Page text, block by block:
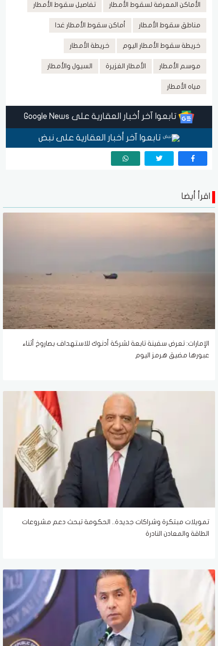
الأماكن المعرضة لسقوط الأمطار تفاصيل سقوط الأمطار
مناطق سقوط الأمطار أماكن سقوط الأمطار غدا
خريطة سقوط الأمطار اليوم خريطة الأمطار
موسم الأمطار الأمطار الغزيرة السيول والأمطار
مياه الأمطار
تابعوا آخر أخبار العقارية على Google News
تابعوا آخر أخبار العقارية على نبض
اقرأ أيضا
الإمارات: تعرض سفينة تابعة لشركة أدنوك للاستهداف بصاروخ أثناء
عبورها مضيق هرمز اليوم
تمويلات مبتكرة وشراكات جديدة.. الحكومة تبحث دعم مشروعات
الطاقة والمعادن النادرة